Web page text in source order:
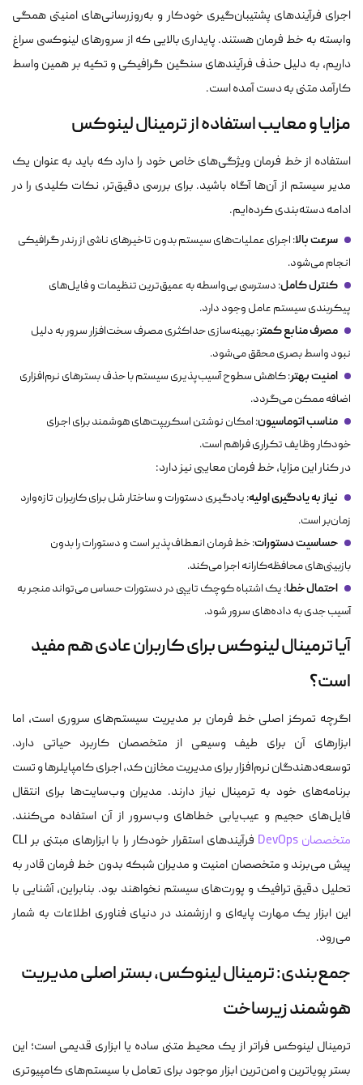
اجرای فرآیندهای پشتیبان‌گیری خودکار و به‌روزرسانی‌های امنیتی همگی
وابسته به خط فرمان هستند. پایداری بالایی که از سرورهای لینوکسی سراغ
داریم، به دلیل حذف فرآیندهای سنگین گرافیکی و تکیه بر همین واسط
کارآمد متنی به دست آمده است.
مزایا و معایب استفاده از ترمینال لینوکس
استفاده از خط فرمان ویژگی‌های خاص خود را دارد که باید به عنوان یک
مدیر سیستم از آن‌ها آگاه باشید. برای بررسی دقیق‌تر، نکات کلیدی را در
ادامه دسته‌بندی کرده‌ایم.
سرعت بالا: اجرای عملیات‌های سیستم بدون تاخیرهای ناشی از رندر گرافیکی
انجام می‌شود.
کنترل کامل: دسترسی بی‌واسطه به عمیق‌ترین تنظیمات و فایل‌های
پیکربندی سیستم عامل وجود دارد.
مصرف منابع کمتر: بهینه‌سازی حداکثری مصرف سخت‌افزار سرور به دلیل
نبود واسط بصری محقق می‌شود.
امنیت بهتر: کاهش سطوح آسیب‌پذیری سیستم با حذف بسترهای نرم‌افزاری
اضافه ممکن می‌گردد.
مناسب اتوماسیون: امکان نوشتن اسکریپت‌های هوشمند برای اجرای
خودکار وظایف تکراری فراهم است.
در کنار این مزایا، خط فرمان معایبی نیز دارد:
نیاز به یادگیری اولیه: یادگیری دستورات و ساختار شل برای کاربران تازه‌وارد
زمان‌بر است.
حساسیت دستورات: خط فرمان انعطاف‌پذیر است و دستورات را بدون
بازبینی‌های محافظه‌کارانه اجرا می‌کند.
احتمال خطا: یک اشتباه کوچک تایپی در دستورات حساس می‌تواند منجر به
آسیب جدی به داده‌های سرور شود.
آیا ترمینال لینوکس برای کاربران عادی هم مفید
است؟
اگرچه تمرکز اصلی خط فرمان بر مدیریت سیستم‌های سروری است، اما
ابزارهای آن برای طیف وسیعی از متخصصان کاربرد حیاتی دارد.
توسعه‌دهندگان نرم‌افزار برای مدیریت مخازن کد، اجرای کامپایلرها و تست
برنامه‌های خود به ترمینال نیاز دارند. مدیران وب‌سایت‌ها برای انتقال
فایل‌های حجیم و عیب‌یابی خطاهای وب‌سرور از آن استفاده می‌کنند.
متخصصان DevOps
فرآیندهای استقرار خودکار را با ابزارهای مبتنی بر CLI
پیش می‌برند و متخصصان امنیت و مدیران شبکه بدون خط فرمان قادر به
تحلیل دقیق ترافیک و پورت‌های سیستم نخواهند بود. بنابراین، آشنایی با
این ابزار یک مهارت پایه‌ای و ارزشمند در دنیای فناوری اطلاعات به شمار
می‌رود.
جمع‌بندی: ترمینال لینوکس، بستر اصلی مدیریت
هوشمند زیرساخت
ترمینال لینوکس فراتر از یک محیط متنی ساده یا ابزاری قدیمی است؛ این
بستر پویاترین و امن‌ترین ابزار موجود برای تعامل با سیستم‌های کامپیوتری